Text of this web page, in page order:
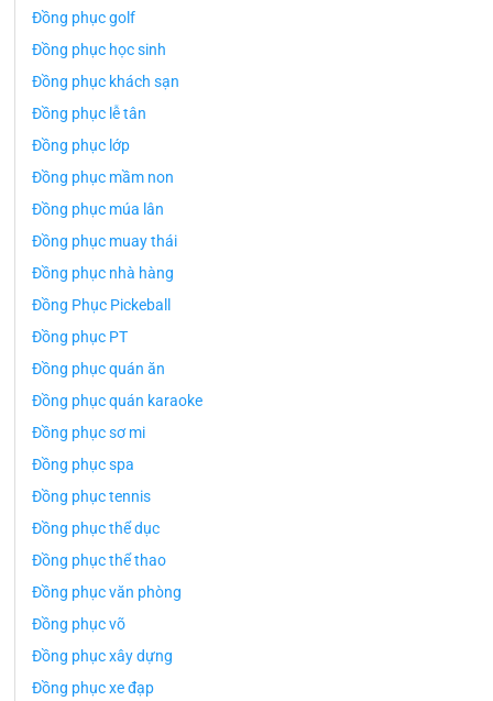
Đồng phục golf
Đồng phục học sinh
Đồng phục khách sạn
Đồng phục lễ tân
Đồng phục lớp
Đồng phục mầm non
Đồng phục múa lân
Đồng phục muay thái
Đồng phục nhà hàng
Đồng Phục Pickeball
Đồng phục PT
Đồng phục quán ăn
Đồng phục quán karaoke
Đồng phục sơ mi
Đồng phục spa
Đồng phục tennis
Đồng phục thể dục
Đồng phục thể thao
Đồng phục văn phòng
Đồng phục võ
Đồng phục xây dựng
Đồng phục xe đạp